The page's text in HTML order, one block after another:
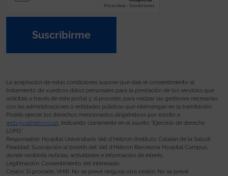
Suscribirme
La aceptación de estas condiciones supone que dais el consentimiento al
tratamiento de vuestros datos personales para la prestación de los servicios que
solicitáis a través de este portal y, si procede, para realizar las gestiones necesarias
con las administraciones o entidades públicas que intervengan en la tramitación.
Podéis ejercer los derechos mencionados dirigiéndoos por escrito a
web@vallhebron.cat, indicando claramente en el asunto “Ejercicio de derecho
LOPD”.
Responsable: Hospital Universitario Vall d’Hebron (Instituto Catalán de la Salud).
Finalidad: Suscripción al boletín del Vall d’Hebron Barcelona Hospital Campus,
donde recibiréis noticias, actividades e información de interés.
Legitimación: Consentimiento del interesado.
Cesión: Sí procede, VHIR. No se prevé ninguna otra cesión. No se prevé